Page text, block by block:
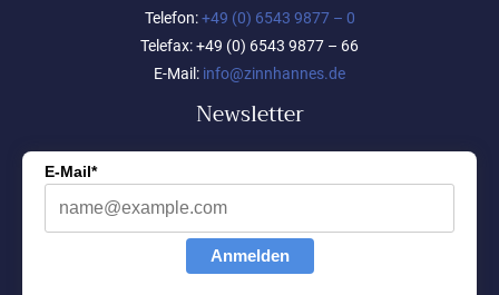
Telefon:+49 (0) 6543 9877 – 0
Telefax: +49 (0) 6543 9877 – 66
E-Mail: info@zinnhannes.de
Newsletter
E-Mail*
Anmelden